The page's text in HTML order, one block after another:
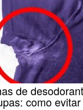
de
como evitar